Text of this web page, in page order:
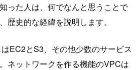
った人は、何でなんと思うことで
歴史的な経緯を説明します。
EC2とS3、その他少数のサービス
ネットワークを作る機能のVPCは